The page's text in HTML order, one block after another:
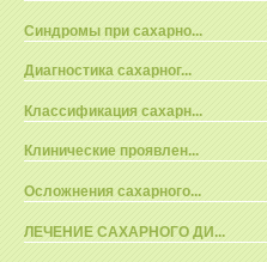
Синдромы при сахарно...
Диагностика сахарног...
Классификация сахарн...
Клинические проявлен...
Осложнения сахарного...
ЛЕЧЕНИЕ САХАРНОГО ДИ...